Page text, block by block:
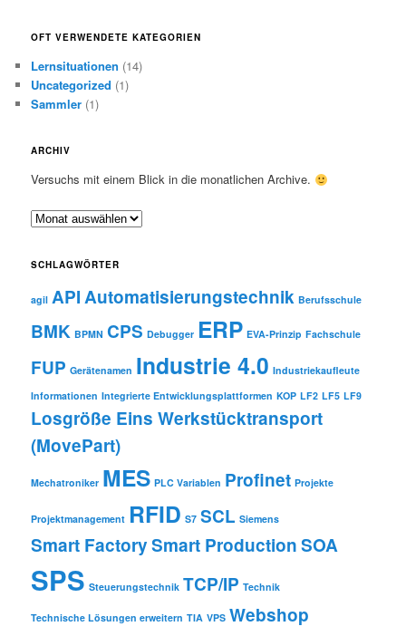
OFT VERWENDETE KATEGORIEN
Lernsituationen (14)
Uncategorized (1)
Sammler (1)
ARCHIV
Versuchs mit einem Blick in die monatlichen Archive.
A
SCHLAGWÖRTER
agil APIAutomatisierungstechnik Berufsschule
BMK BPMN CPS Debugger ERP EVA-Prinzip Fachschule
FUP Gerätenamen Industrie 4.0 Industriekaufleute
Informationen Integrierte Entwicklungsplattformen KOP LF2 LF5 LF9
Losgröße Eins Werkstücktransport
(MovePart)
Mechatroniker MES PLC Variablen Profinet Projekte
Projektmanagement RFID S7 SCL Siemens
Smart FactorySmart ProductionSOA
SPS Steuerungstechnik TCP/IP Technik
Technische Lösungen erweitern TIA VPS Webshop